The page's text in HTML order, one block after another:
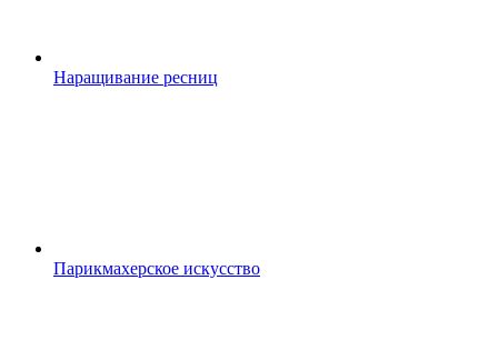
Наращивание ресниц
Парикмахерское искусство